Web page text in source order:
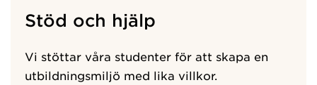
Stöd och hjälp
Vi stöttar våra studenter för att skapa en
utbildningsmiljö med lika villkor.